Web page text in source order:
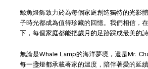
鯨魚燈飾致力於為每個家庭創造獨特的光影
子時光都成為值得珍藏的回憶。我們相信，
下，每個家庭都能把歲月的足跡踩成最美的詩
無論是Whale Lamp的海洋夢境，還是Mr.
每一盞燈都承載著家的溫度，陪伴著愛的延續